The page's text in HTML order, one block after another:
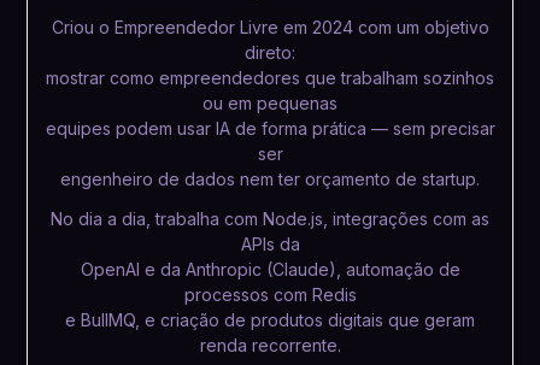
Criou o Empreendedor Livre em 2024 com um objetivo
direto:
mostrar como empreendedores que trabalham sozinhos
ou em pequenas
equipes podem usar IA de forma prática — sem precisar
ser
engenheiro de dados nem ter orçamento de startup.
No dia a dia, trabalha com Node.js, integrações com as
APIs da
OpenAI e da Anthropic (Claude), automação de
processos com Redis
e BullMQ, e criação de produtos digitais que geram
renda recorrente.